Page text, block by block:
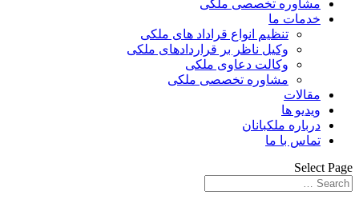
مشاوره تخصصی ملکی
خدمات ما
تنظیم انواع قراداد های ملکی
وکیل ناظر بر قراردادهای ملکی
وکالت دعاوی ملکی
مشاوره تخصصی ملکی
مقالات
ویدیو ها
درباره ملکبانان
تماس با ما
Select Page